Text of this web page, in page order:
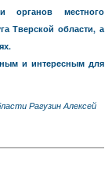
органов местного
Тверской области, а
и интересным для
Рагузин Алексей